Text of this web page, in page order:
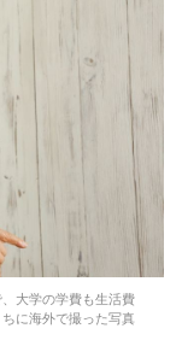
大学の学費も生活費
に海外で撮った写真